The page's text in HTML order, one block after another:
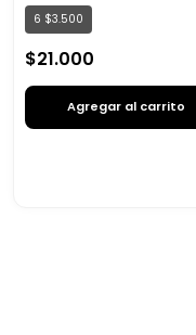
6 $3.500
$21.000
Agregar al carrito